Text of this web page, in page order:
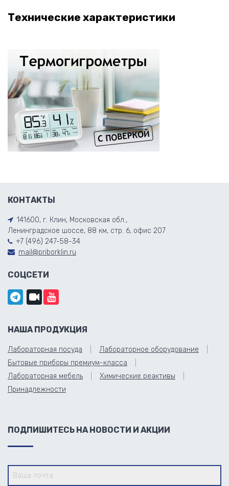
Технические характеристики
КОНТАКТЫ
141600, г. Клин, Московская обл.,
Ленинградское шоссе, 88 км, стр. 6, офис 207
+7 (496) 247-58-34
mail@priborklin.ru
СОЦСЕТИ
НАША ПРОДУКЦИЯ
Лабораторная посуда
Лабораторное оборудование
Бытовые приборы премиум-класса
Лабораторная мебель
Химические реактивы
Принадлежности
ПОДПИШИТЕСЬ НА НОВОСТИ И АКЦИИ